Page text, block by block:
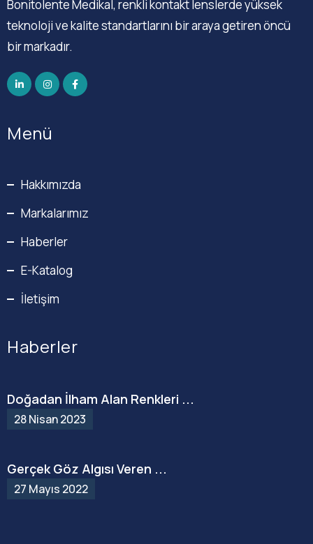
Bonitolente Medikal, renkli kontakt lenslerde yüksek
teknoloji ve kalite standartlarını bir araya getiren öncü
bir markadır.
Menü
Hakkımızda
Markalarımız
Haberler
E-Katalog
İletişim
Haberler
Doğadan İlham Alan Renkleri ...
28 Nisan 2023
Gerçek Göz Algısı Veren ...
27 Mayıs 2022